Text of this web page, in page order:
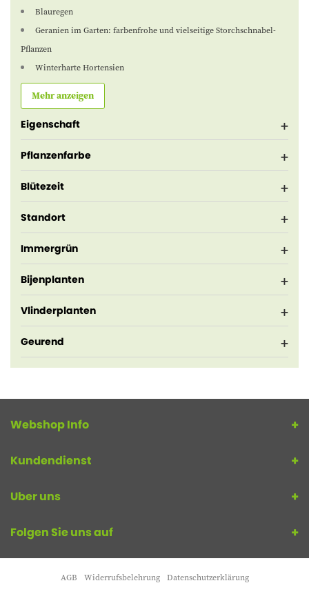
Blauregen
Geranien im Garten: farbenfrohe und vielseitige Storchschnabel-
Pflanzen
Winterharte Hortensien
Mehr anzeigen
Eigenschaft
Pflanzenfarbe
Blütezeit
Standort
Immergrün
Bijenplanten
Vlinderplanten
Geurend
Webshop Info
Kundendienst
Uber uns
Folgen Sie uns auf
AGB Widerrufsbelehrung Datenschutzerklärung